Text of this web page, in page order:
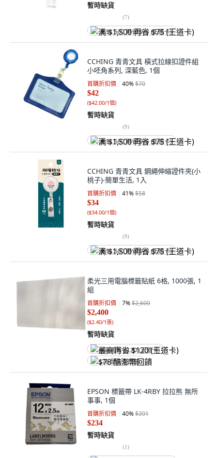
暫時缺貨
(7)
满 $1,500 再省 $75 (王道卡)
CCHING 青青文具 橫式拉線扣證件組
小呸角系列, 深藍色, 1個
首購折扣價 40%$70
$42
($42.00/1個)
暫時缺貨
(9)
满 $1,500 再省 $75 (王道卡)
CCHING 青青文具 鋼繩伸縮證件夾(小
桃子)-簡單生活, 1入
首購折扣價 41%$58
$34
($34.00/1個)
暫時缺貨
(9)
满 $1,500 再省 $75 (王道卡)
柔光三用電腦標籤貼紙 6格, 1000張, 1
組
首購折扣價 7%$2,600
$2,400
($2.40/1張)
暫時缺貨
最高再省 $120 (王道卡)
$78 酷澎幣回饋
EPSON 標籤帶 LK-4RBY 拉拉熊 無所
事事, 1個
首購折扣價 40%$391
$234
暫時缺貨
(1)